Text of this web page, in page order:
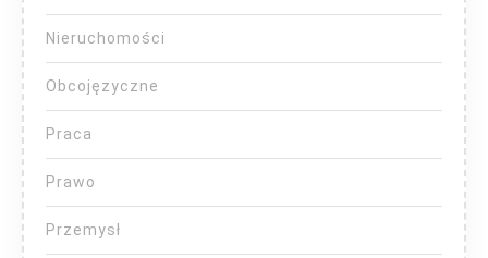
Nieruchomości
Obcojęzyczne
Praca
Prawo
Przemysł